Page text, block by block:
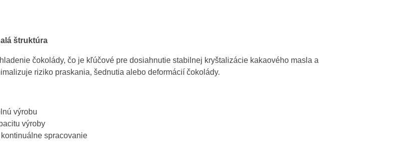
štruktúra
čokolády, čo je kľúčové pre dosiahnutie stabilnej kryštalizácie kakaového masla a
riziko praskania, šednutia alebo deformácií čokolády.
výrobu
výroby
spracovanie